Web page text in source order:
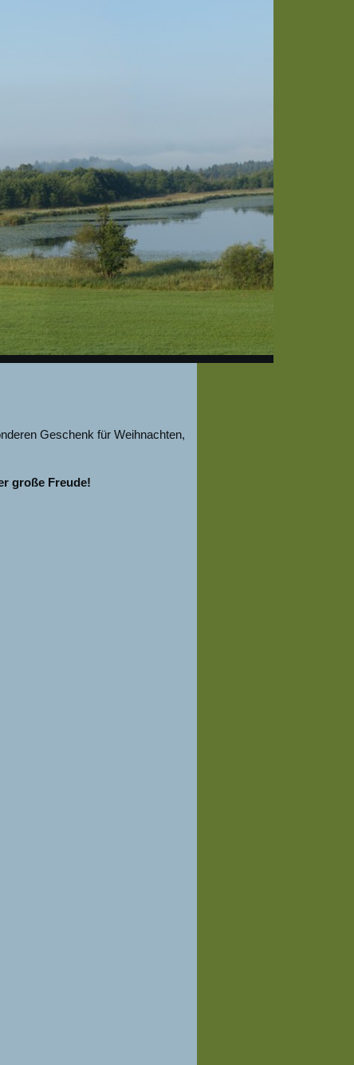
Geschenk für Weihnachten,
große Freude!